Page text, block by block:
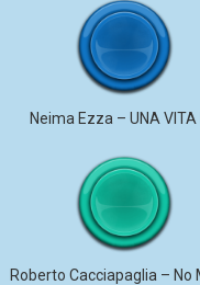
Neima Ezza – UNA VITA